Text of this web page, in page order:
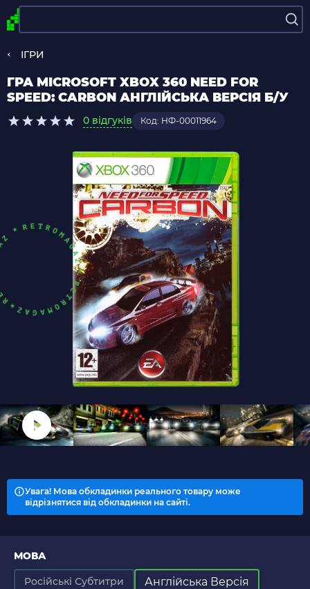
ІГРИ
ГРА MICROSOFT XBOX 360 NEED FOR
SPEED: CARBON АНГЛІЙСЬКА ВЕРСІЯ Б/У
0 відгуків Код: НФ-00011964
Увага! Мова обкладинки реального товару може
відрізнятися від обкладинки на сайті.
МОВА
Російські Субтитри Англійська Версія